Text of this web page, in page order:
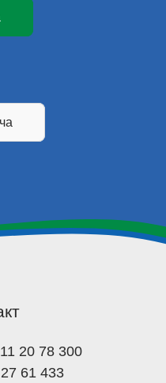
20 78 300
61 433